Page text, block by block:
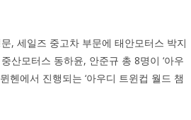
, 세일즈 중고차 부문에 태안모터스 박지
산모터스 동하윤, 안준규 총 8명이 ‘아우
헨에서 진행되는 ‘아우디 트윈컵 월드 챔